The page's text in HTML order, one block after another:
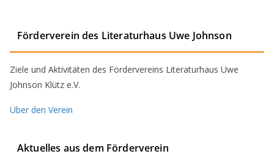
Förderverein des Literaturhaus Uwe Johnson
Ziele und Aktivitäten des Fördervereins Literaturhaus Uwe
Johnson Klütz e.V.
Über den Verein
Aktuelles aus dem Förderverein